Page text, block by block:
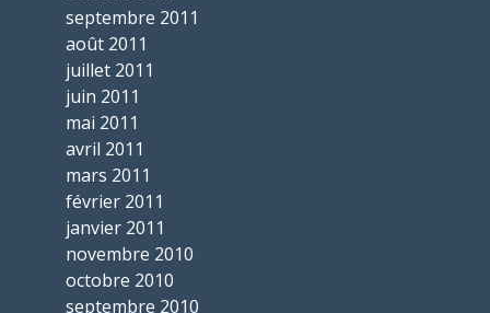
septembre 2011
août 2011
juillet 2011
juin 2011
mai 2011
avril 2011
mars 2011
février 2011
janvier 2011
novembre 2010
octobre 2010
septembre 2010